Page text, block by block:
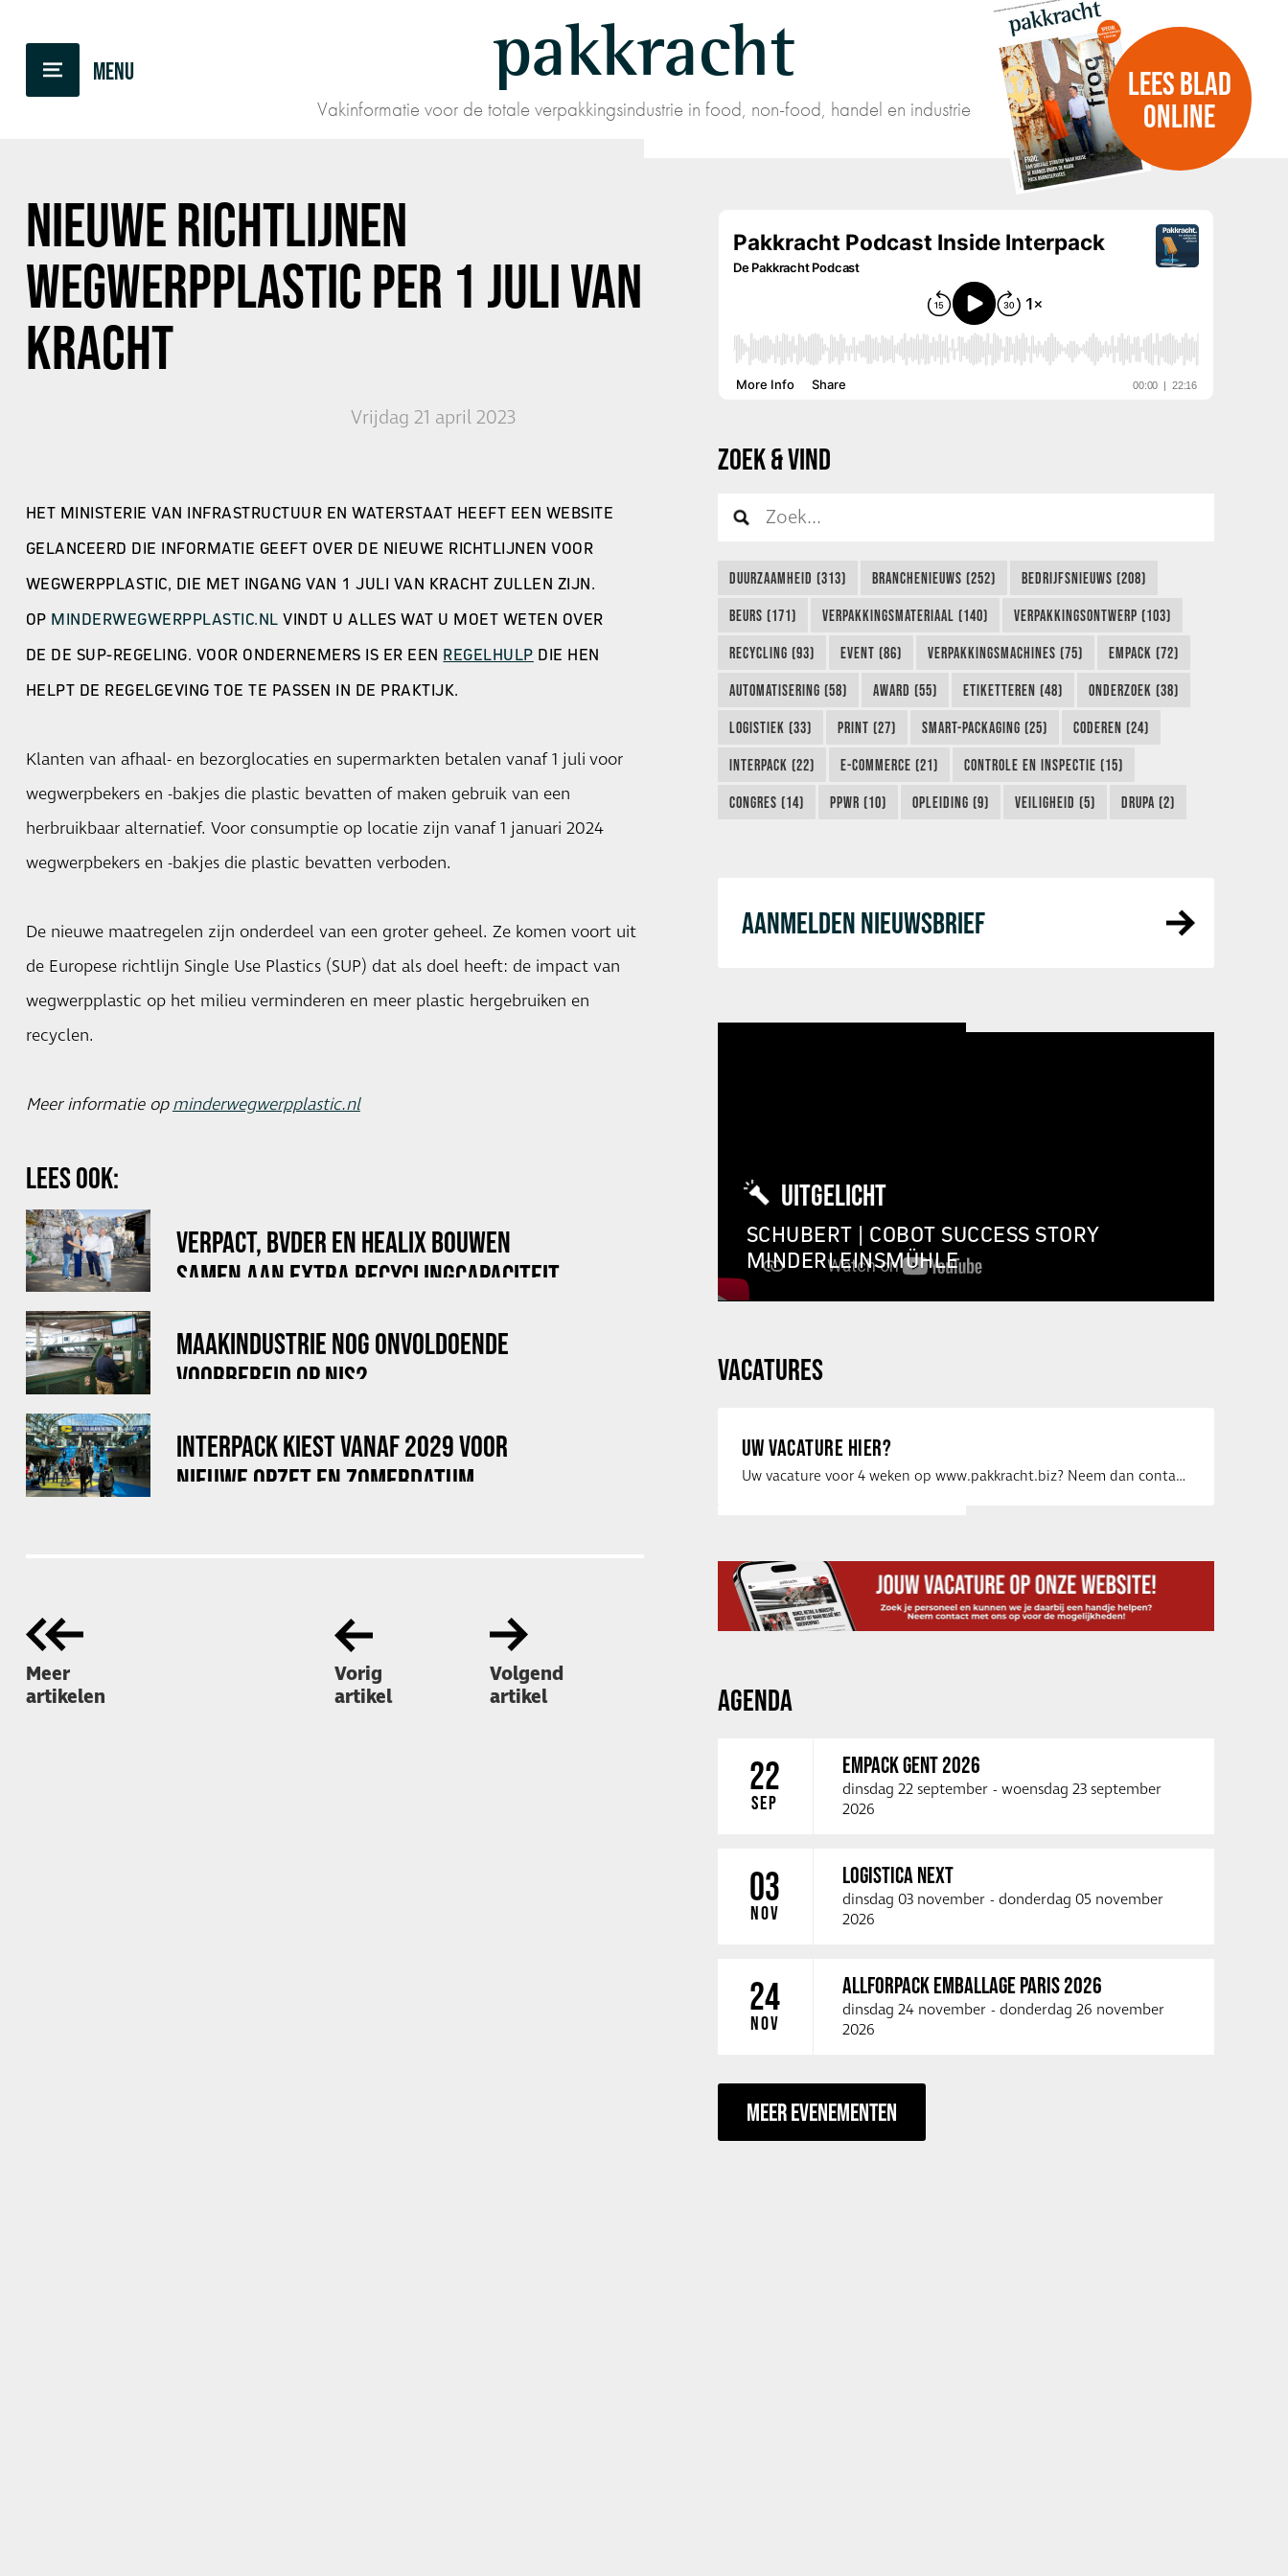
pakkracht
Vakinformatie voor de totale verpakkingsindustrie in food, non-food, handel en industrie
LEES BLAD
ONLINE
NIEUWE RICHTLIJNEN
WEGWERPPLASTIC PER 1 JULI VAN
KRACHT
Vrijdag 21 april 2023
HET MINISTERIE VAN INFRASTRUCTUUR EN WATERSTAAT HEEFT EEN WEBSITE
GELANCEERD DIE INFORMATIE GEEFT OVER DE NIEUWE RICHTLIJNEN VOOR
WEGWERPPLASTIC, DIE MET INGANG VAN 1 JULI VAN KRACHT ZULLEN ZIJN.
OP MINDERWEGWERPPLASTIC.NLVINDT U ALLES WAT U MOET WETEN OVER
DE DE SUP-REGELING. VOOR ONDERNEMERS IS ER EEN REGELHULP DIE HEN
HELPT DE REGELGEVING TOE TE PASSEN IN DE PRAKTIJK.
Klanten van afhaal- en bezorglocaties en supermarkten betalen vanaf 1 juli voor
wegwerpbekers en -bakjes die plastic bevatten of maken gebruik van een
herbruikbaar alternatief. Voor consumptie op locatie zijn vanaf 1 januari 2024
wegwerpbekers en -bakjes die plastic bevatten verboden.
De nieuwe maatregelen zijn onderdeel van een groter geheel. Ze komen voort uit
de Europese richtlijn Single Use Plastics (SUP) dat als doel heeft: de impact van
wegwerpplastic op het milieu verminderen en meer plastic hergebruiken en
recyclen.
Meer informatie opminderwegwerpplastic.nl
LEES OOK:
VERPACT, BVDER EN HEALIX BOUWEN
SAMEN AAN EXTRA RECYCLINGCAPACITEIT
MAAKINDUSTRIE NOG ONVOLDOENDE
VOORBEREID OP NIS2
INTERPACK KIEST VANAF 2029 VOOR
NIEUWE OPZET EN ZOMERDATUM
Meer
artikelen
Vorig
artikel
Volgend
artikel
ZOEK & VIND
DUURZAAMHEID (313) BRANCHENIEUWS (252) BEDRIJFSNIEUWS (208)
BEURS (171) VERPAKKINGSMATERIAAL (140) VERPAKKINGSONTWERP (103)
RECYCLING (93) EVENT (86) VERPAKKINGSMACHINES (75) EMPACK (72)
AUTOMATISERING (58) AWARD (55) ETIKETTEREN (48) ONDERZOEK (38)
LOGISTIEK (33) PRINT (27) SMART-PACKAGING (25) CODEREN (24)
INTERPACK (22) E-COMMERCE (21) CONTROLE EN INSPECTIE (15)
CONGRES (14) PPWR (10) OPLEIDING (9) VEILIGHEID (5) DRUPA (2)
AANMELDEN NIEUWSBRIEF
UITGELICHT
SCHUBERT | COBOT SUCCESS STORY
MINDERLEINSMÜHLE
VACATURES
UW VACATURE HIER?
Uw vacature voor 4 weken op www.pakkracht.biz? Neem dan contact op met Yannick van …
AGENDA
22
SEP
EMPACK GENT 2026
dinsdag 22 september - woensdag 23 september
2026
03
NOV
LOGISTICA NEXT
dinsdag 03 november - donderdag 05 november
2026
24
NOV
ALLFORPACK EMBALLAGE PARIS 2026
dinsdag 24 november - donderdag 26 november
2026
MEER EVENEMENTEN